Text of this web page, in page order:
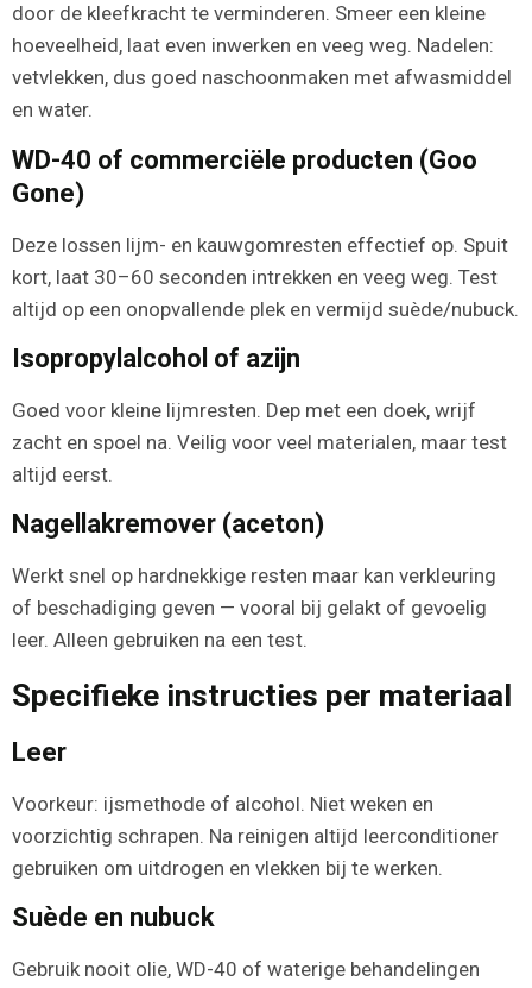
door de kleefkracht te verminderen. Smeer een kleine
hoeveelheid, laat even inwerken en veeg weg. Nadelen:
vetvlekken, dus goed naschoonmaken met afwasmiddel
en water.
WD-40 of commerciële producten (Goo
Gone)
Deze lossen lijm- en kauwgomresten effectief op. Spuit
kort, laat 30–60 seconden intrekken en veeg weg. Test
altijd op een onopvallende plek en vermijd suède/nubuck.
Isopropylalcohol of azijn
Goed voor kleine lijmresten. Dep met een doek, wrijf
zacht en spoel na. Veilig voor veel materialen, maar test
altijd eerst.
Nagellakremover (aceton)
Werkt snel op hardnekkige resten maar kan verkleuring
of beschadiging geven — vooral bij gelakt of gevoelig
leer. Alleen gebruiken na een test.
Specifieke instructies per materiaal
Leer
Voorkeur: ijsmethode of alcohol. Niet weken en
voorzichtig schrapen. Na reinigen altijd leerconditioner
gebruiken om uitdrogen en vlekken bij te werken.
Suède en nubuck
Gebruik nooit olie, WD-40 of waterige behandelingen